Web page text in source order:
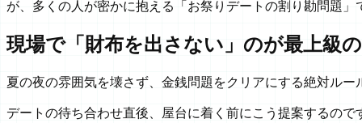
が、多くの人が密かに抱える「お祭りデートの割り勘問題」
現場で「財布を出さない」のが最上級
夏の夜の雰囲気を壊さず、金銭問題をクリアにする絶対ル
デートの待ち合わせ直後、屋台に着く前にこう提案するので